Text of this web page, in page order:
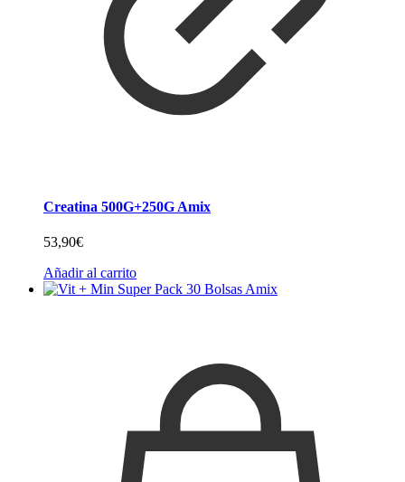
Creatina 500G+250G Amix
53,90€
Añadir al carrito